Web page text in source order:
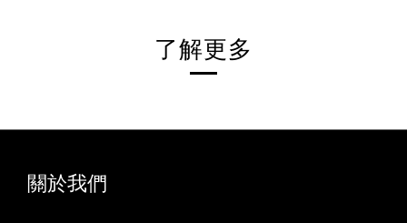
了解更多
關於我們